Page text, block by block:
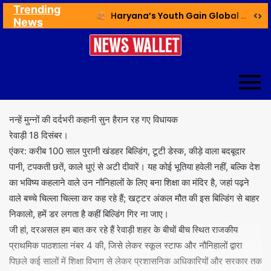
Trending
News
Haryana’s Youth Gain Global Healthcare Career Boost Through New Skilling Partnership
नन्हें मुन्नों की दर्दभरी कहानी सुन हैरान रह गए विधायक
रेवाड़ी 18 दिसंबर।
एंकर: करीब 100 साल पुरानी खंडहर बिल्डिंग, टूटी डेस्क, कीड़े वाला बदबूदार
पानी, टपकती छतें, काले धुएं से अटी दीवारें। यह कोई भूतिया हवेली नहीं, बल्कि देश
का भविष्य कहलाने वाले उन नौनिहालों के लिए बना शिक्षा का मंदिर है, जहां पढ़ने
वाले बच्चे चिल्ला चिल्ला कर कह रहे हैं; खट्टर अंकल मौत की इस बिल्डिंग से बाहर
निकालो, हमें डर लगता है कहीं बिल्डिंग गिर ना जाए।
जी हां, दरअसल हम बात कर रहे हैं रेवाड़ी शहर के बीचों बीच स्थित राजकीय
प्राथमिक पाठशाला नंबर 4 की, जिसे लेकर स्कूल स्टाफ और नौनिहालों द्वारा
पिछले कई सालों में शिक्षा विभाग से लेकर प्रशासनिक अधिकारियों और सरकार तक